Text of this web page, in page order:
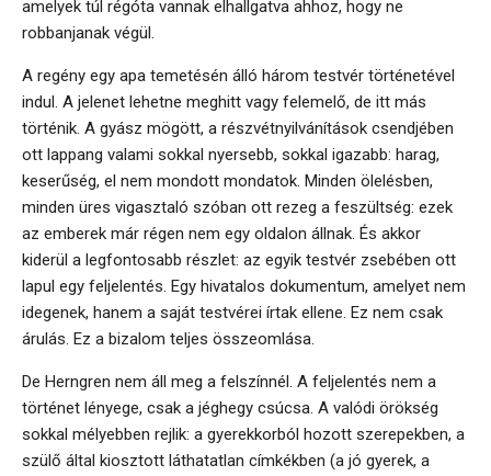
amelyek túl régóta vannak elhallgatva ahhoz, hogy ne
robbanjanak végül.
A regény egy apa temetésén álló három testvér történetével
indul. A jelenet lehetne meghitt vagy felemelő, de itt más
történik. A gyász mögött, a részvétnyilvánítások csendjében
ott lappang valami sokkal nyersebb, sokkal igazabb: harag,
keserűség, el nem mondott mondatok. Minden ölelésben,
minden üres vigasztaló szóban ott rezeg a feszültség: ezek
az emberek már régen nem egy oldalon állnak. És akkor
kiderül a legfontosabb részlet: az egyik testvér zsebében ott
lapul egy feljelentés. Egy hivatalos dokumentum, amelyet nem
idegenek, hanem a saját testvérei írtak ellene. Ez nem csak
árulás. Ez a bizalom teljes összeomlása.
De Herngren nem áll meg a felszínnél. A feljelentés nem a
történet lényege, csak a jéghegy csúcsa. A valódi örökség
sokkal mélyebben rejlik: a gyerekkorból hozott szerepekben, a
szülő által kiosztott láthatatlan címkékben (a jó gyerek, a